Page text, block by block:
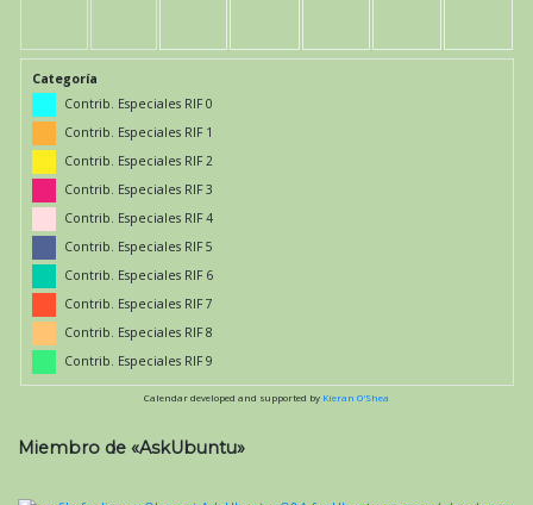
Categoría
Contrib. Especiales RIF 0
Contrib. Especiales RIF 1
Contrib. Especiales RIF 2
Contrib. Especiales RIF 3
Contrib. Especiales RIF 4
Contrib. Especiales RIF 5
Contrib. Especiales RIF 6
Contrib. Especiales RIF 7
Contrib. Especiales RIF 8
Contrib. Especiales RIF 9
Calendar developed and supported by Kieran O'Shea
Miembro de «AskUbuntu»